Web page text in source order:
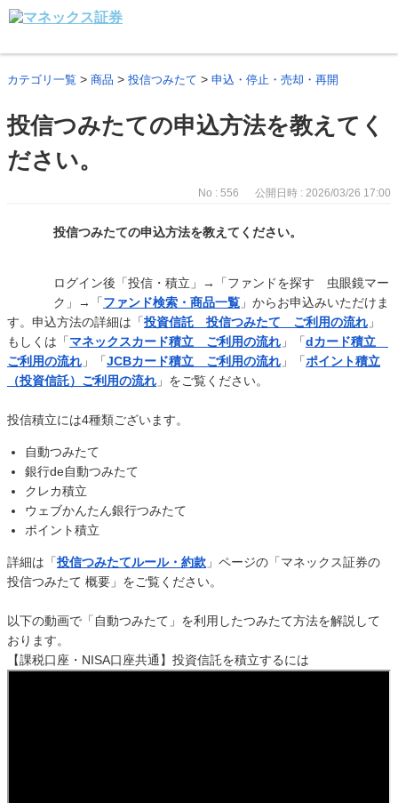
カテゴリ一覧 > 商品 > 投信つみたて > 申込・停止・売却・再開
投信つみたての申込方法を教えてく
ださい。
No : 556 公開日時 : 2026/03/26 17:00
投信つみたての申込方法を教えてください。
ログイン後「投信・積立」→「ファンドを探す 虫眼鏡マー
ク」→「ファンド検索・商品一覧 」からお申込みいただけま
す。申込方法の詳細は「投資信託 投信つみたて ご利用の流れ 」
もしくは「マネックスカード積立 ご利用の流れ 」「dカード積立
ご利用の流れ 」「JCBカード積立 ご利用の流れ 」「ポイント積立
（投資信託）ご利用の流れ 」をご覧ください。
投信積立には4種類ございます。
自動つみたて
銀行de自動つみたて
クレカ積立
ウェブかんたん銀行つみたて
ポイント積立
詳細は「投信つみたてルール・約款 」ページの「マネックス証券の
投信つみたて 概要」をご覧ください。
以下の動画で「自動つみたて」を利用したつみたて方法を解説して
おります。
【課税口座・NISA口座共通】投資信託を積立するには